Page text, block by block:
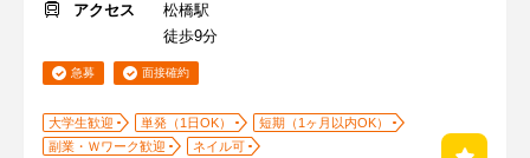
アクセス
松橋駅
徒歩9分
急募 面接確約
大学生歓迎 単発（1日OK）
短期（1ヶ月以内OK）
副業・Ｗワーク歓迎
ネイル可